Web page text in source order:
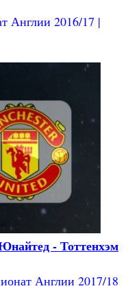
Англии 2016/17 |
- Тоттенхэм
Англии 2017/18